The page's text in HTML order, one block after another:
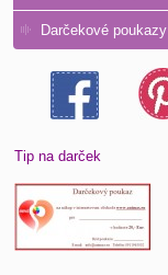
Darčekové poukazy
Tip na darček